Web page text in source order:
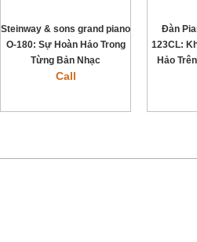
Steinway & sons grand piano
O-180: Sự Hoàn Hảo Trong
Từng Bản Nhạc
Call
Đàn
123CL:
Hảo